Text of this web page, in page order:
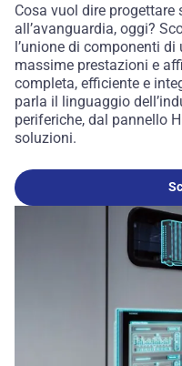
Cosa vuol dire
all’avanguardia, oggi?
l’unione di componenti
massime prestazioni e
completa, efficiente e
parla il linguaggio
periferiche, dal pannello
soluzioni.